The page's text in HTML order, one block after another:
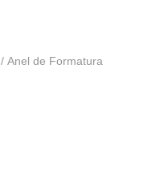
/ Anel de Formatura